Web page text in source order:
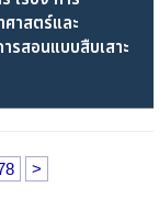
ศาสตร์และ
รสอนแบบสืบเสาะ
>